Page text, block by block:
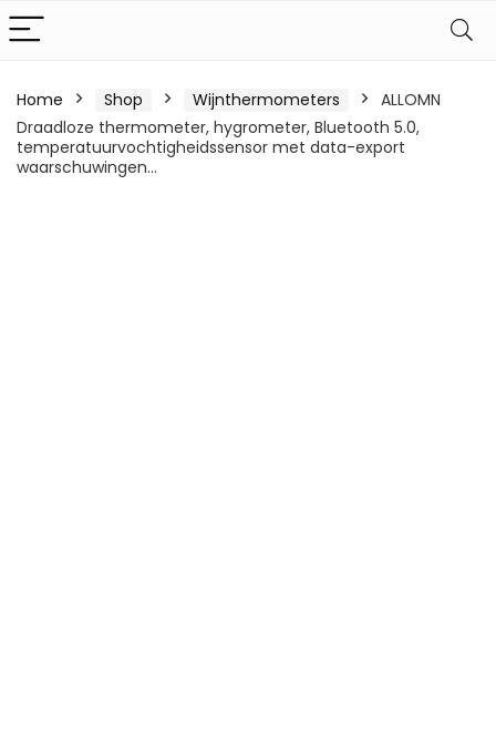
Home Shop Wijnthermometers
ALLOMN
Draadloze thermometer, hygrometer, Bluetooth 5.0,
temperatuurvochtigheidssensor met data-export
waarschuwingen…